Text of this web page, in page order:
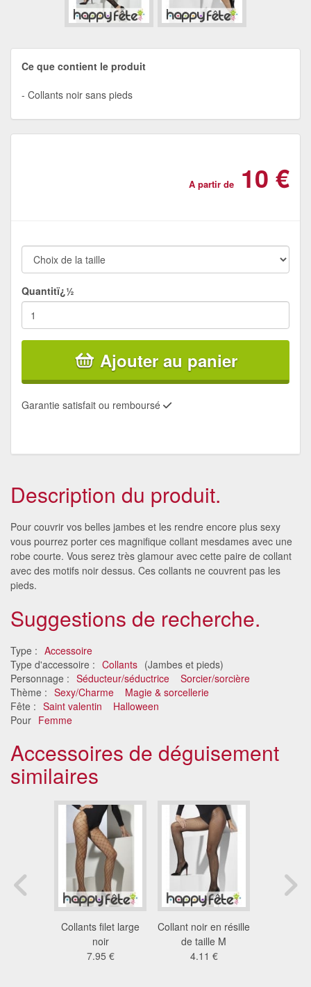
Ce que contient le produit
Collants noir sans pieds
A partir de 10 €
Quantitï¿½
Ajouter au panier
Garantie satisfait ou remboursé
Description du produit.
Pour couvrir vos belles jambes et les rendre encore plus sexy
vous pourrez porter ces magnifique collant mesdames avec une
robe courte. Vous serez très glamour avec cette paire de collant
avec des motifs noir dessus. Ces collants ne couvrent pas les
pieds.
Suggestions de recherche.
Type : Accessoire
Type d'accessoire : Collants (Jambes et pieds)
Personnage : Séducteur/séductrice
Sorcier/sorcière
Thème : Sexy/Charme
Magie & sorcellerie
Fête : Saint valentin
Halloween
Pour Femme
Accessoires de déguisement
similaires
Collants filet large
noir
7.95 €
Collant noir en résille
de taille M
4.11 €